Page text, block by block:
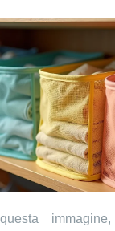
immagine,